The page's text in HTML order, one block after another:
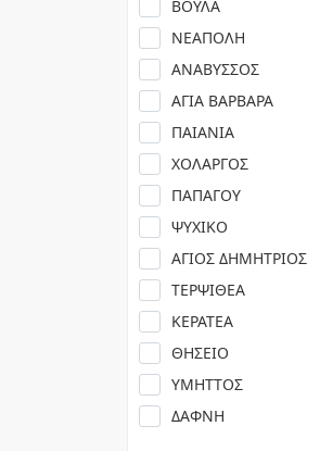
ΒΟΥΛΑ
ΝΕΑΠΟΛΗ
ΑΝΑΒΥΣΣΟΣ
ΑΓΙΑ ΒΑΡΒΑΡΑ
ΠΑΙΑΝΙΑ
ΧΟΛΑΡΓΟΣ
ΠΑΠΑΓΟΥ
ΨΥΧΙΚΟ
ΑΓΙΟΣ ΔΗΜΗΤΡΙΟΣ
ΤΕΡΨΙΘΕΑ
ΚΕΡΑΤΕΑ
ΘΗΣΕΙΟ
ΥΜΗΤΤΟΣ
ΔΑΦΝΗ